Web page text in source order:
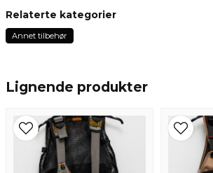
Lignende produkter
Spør oss om noe om dette
Navn
email
Epostadresse
Relaterte kategorier
Annet tilbehør